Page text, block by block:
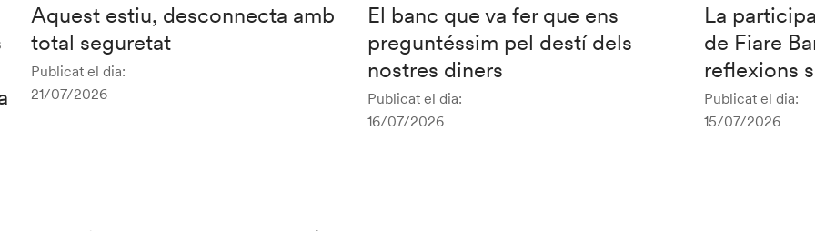
Aquest estiu, desconnecta amb
total seguretat
Publicat el dia:
21/07/2026
El banc que va fer que ens
preguntéssim pel destí dels
nostres diners
Publicat el dia:
16/07/2026
La
de Fiare
reflexions
Publicat el dia:
15/07/2026